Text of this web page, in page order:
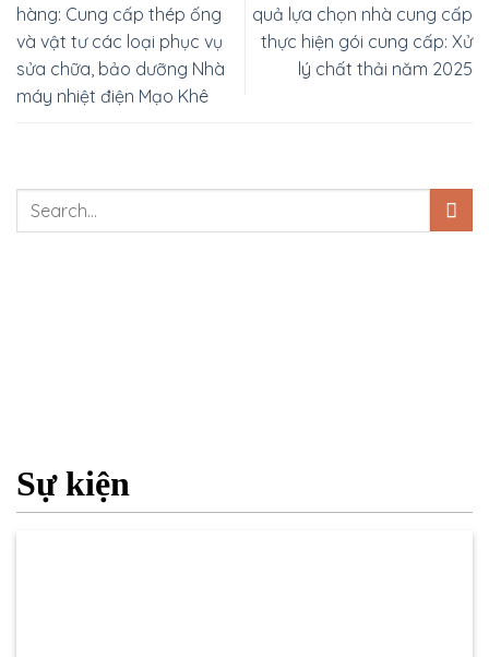
hàng: Cung cấp thép ống
và vật tư các loại phục vụ
sửa chữa, bảo dưỡng Nhà
máy nhiệt điện Mạo Khê
quả lựa chọn nhà cung cấp
thực hiện gói cung cấp: Xử
lý chất thải năm 2025
Sự kiện